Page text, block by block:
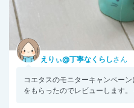
えりぃ@丁寧なくらしさん
コエタスのモニターキャンペー
をもらったのでレビューします。